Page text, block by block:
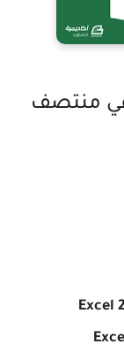
في منتصف